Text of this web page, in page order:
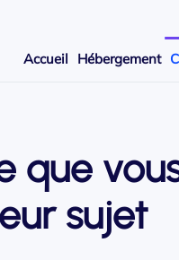
Accueil Hébergement
que
sujet